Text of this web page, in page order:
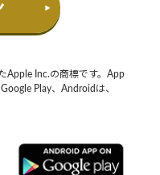
Apple Inc.の商標です。App
Play、Androidは、